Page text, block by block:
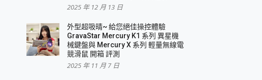
2025 年 12 月 13 日
外型超吸晴~ 給您絕佳操控體驗
GravaStar Mercury K1 系列 異星機
械鍵盤與 Mercury X 系列 輕量無線電
競滑鼠 開箱 評測
2025 年 11 月 7 日